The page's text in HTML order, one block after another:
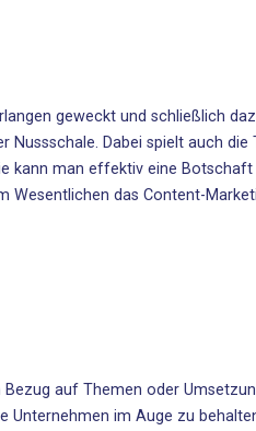
geweckt und schließlich
Nussschale. Dabei spielt auch die
kann man effektiv eine Botschaft
Wesentlichen das Content-
auf Themen oder
Unternehmen im Auge zu